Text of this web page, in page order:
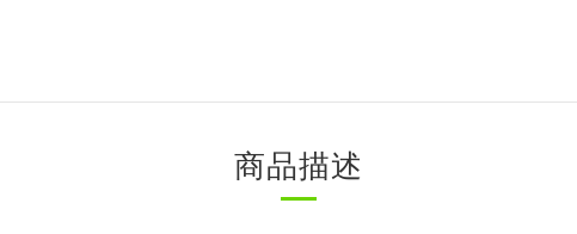
商品描述